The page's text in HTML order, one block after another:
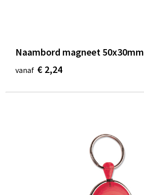
Naambord magneet 50x30mm
vanaf € 2,24